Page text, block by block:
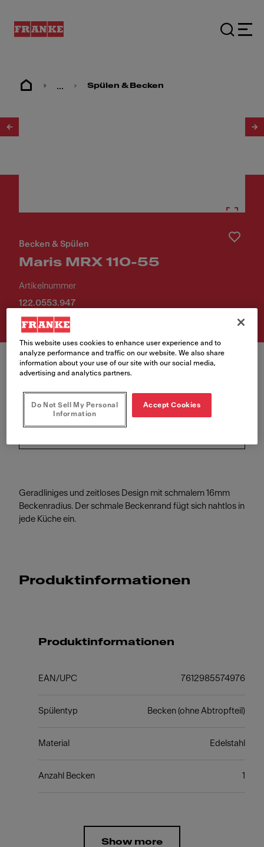
... Spülen & Becken
Becken & Spülen
Maris MRX 110-55
Artikelnummer
122.0553.947
Ventil-Typ
Geradliniges und zeitloses Design mit schmalem 16mm
Beckenradius. Der schmale Beckenrand fügt sich nahtlos in
jede Küche ein.
Produktinformationen
Produktinformationen
EAN/UPC 7612985574976
Spülentyp Becken (ohne Abtropfteil)
Material Edelstahl
Anzahl Becken 1
Show more
This website uses cookies to enhance user experience and to
analyze performance and traffic on our website. We also share
information about your use of our site with our social media,
advertising and analytics partners.
Do Not Sell My Personal
Information
Accept Cookies